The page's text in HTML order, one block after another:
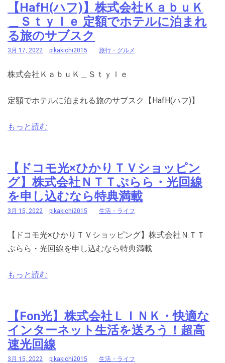
【HafH(ハフ)】株式会社ＫａｂｕＫ
＿Ｓｔｙｌｅ 定額でホテルに泊まれ
る旅のサブスク
3月 17, 2022 pikakichi2015 旅行・グルメ
株式会社ＫａｂｕＫ＿Ｓｔｙｌｅ
定額でホテルに泊まれる旅のサブスク【HafH(ハフ)】
もっと読む
【ドコモ光×ひかりＴＶショッピン
グ】株式会社ＮＴＴぷらら・光回線
を申し込むなら特典満載
3月 15, 2022 pikakichi2015 生活・ライフ
【ドコモ光×ひかりＴＶショッピング】株式会社ＮＴＴ
ぷらら・光回線を申し込むなら特典満載
もっと読む
【Fon光】株式会社ＬＩＮＫ・快適な
インターネット生活を送ろう！超高
速光回線
3月 15, 2022 pikakichi2015 生活・ライフ